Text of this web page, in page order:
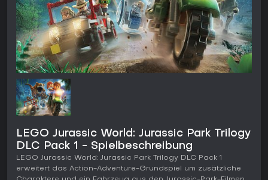
LEGO Jurassic World: Jurassic Park Trilogy
DLC Pack 1 - Spielbeschreibung
LEGO Jurassic World: Jurassic Park Trilogy DLC Pack 1
erweitert das Action-Adventure-Grundspiel um zusätzliche